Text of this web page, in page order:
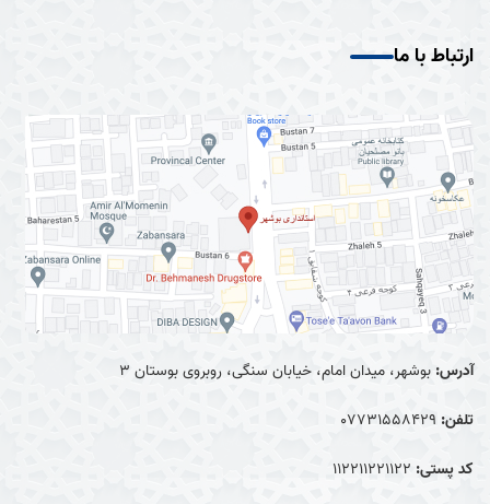
ارتباط با ما
آدرس: بوشهر، میدان امام، خیابان سنگی، روبروی بوستان ۳
تلفن: 0۷۷۳۱۵۵۸۴۲۹
کد پستی: ۱۱۲۲۱۱۲۲۱۱۲۲